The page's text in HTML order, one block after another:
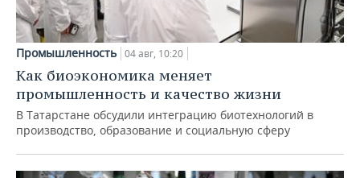
Промышленность 04 авг, 10:20
Как биоэкономика меняет
промышленность и качество жизни
В Татарстане обсудили интеграцию биотехнологий в
производство, образование и социальную сферу